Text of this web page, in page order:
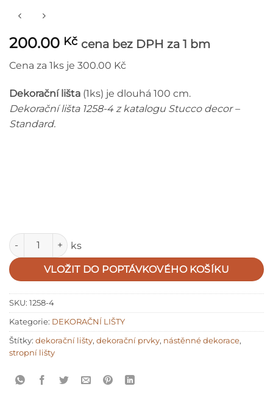
200.00 Kč cena bez DPH za 1 bm
Cena za 1ks je 300.00 Kč
Dekorační lišta (1ks) je dlouhá 100 cm.
Dekorační lišta 1258-4 z katalogu Stucco decor –
Standard.
Množství
ks
VLOŽIT DO POPTÁVKOVÉHO KOŠÍKU
SKU: 1258-4
Kategorie: DEKORAČNÍ LIŠTY
Štítky: dekorační lišty, dekorační prvky, nástěnné dekorace,
stropní lišty